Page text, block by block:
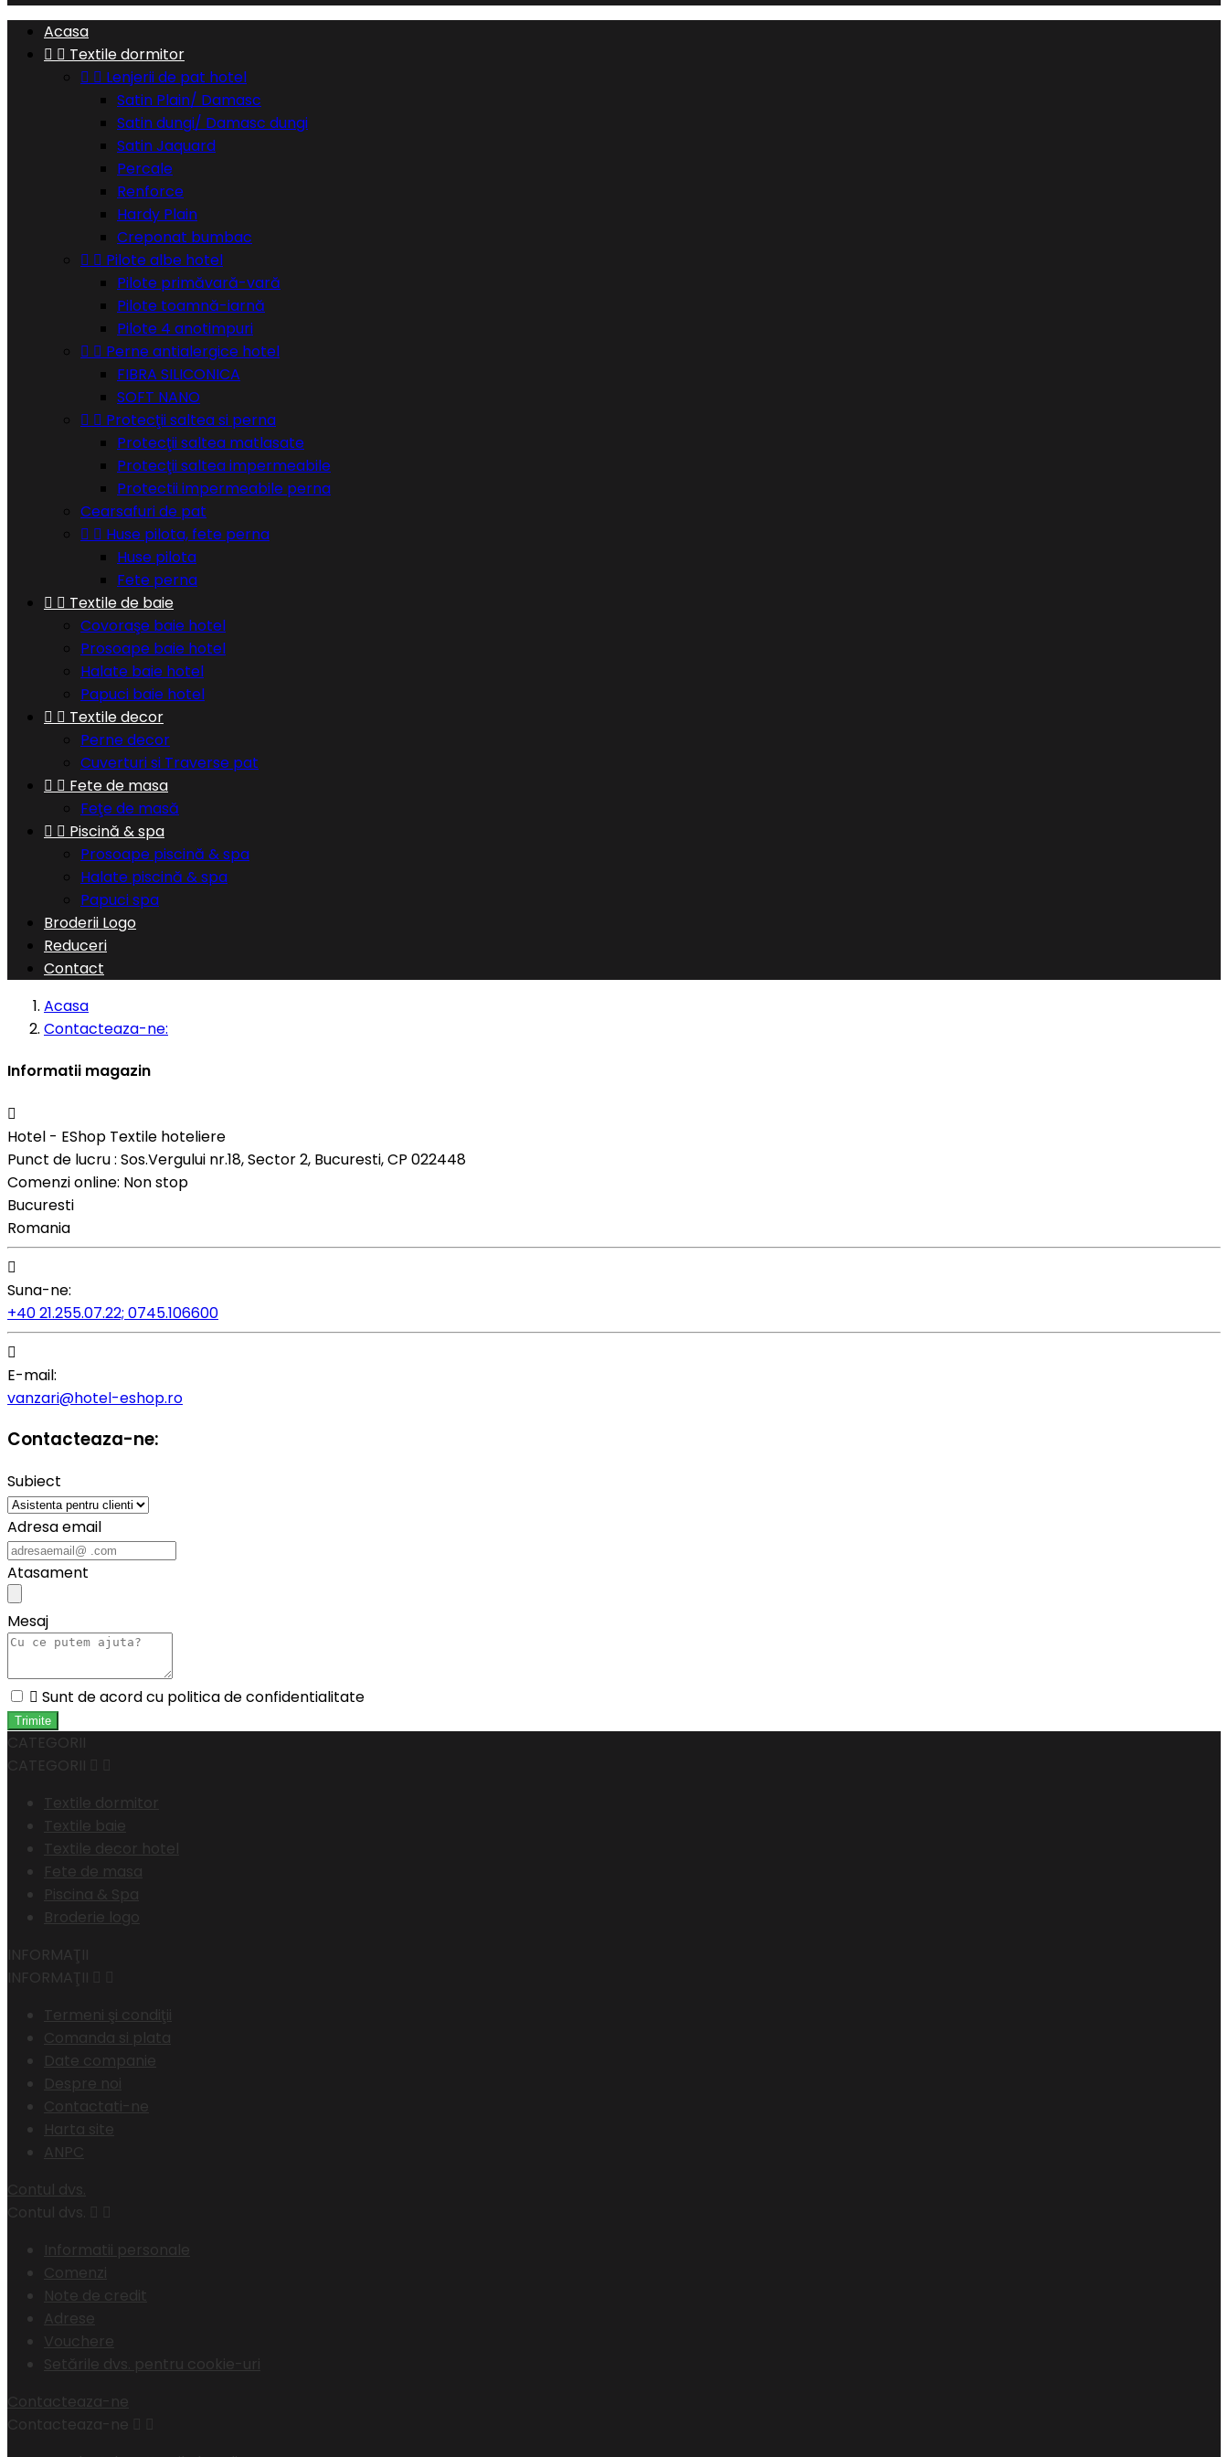
Acasa
  Textile dormitor
  Lenjerii de pat hotel
Satin Plain/ Damasc
Satin dungi/ Damasc dungi
Satin Jaquard
Percale
Renforce
Hardy Plain
Creponat bumbac
  Pilote albe hotel
Pilote primăvară-vară
Pilote toamnă-iarnă
Pilote 4 anotimpuri
  Perne antialergice hotel
FIBRA SILICONICA
SOFT NANO
  Protecţii saltea si perna
Protecţii saltea matlasate
Protecţii saltea impermeabile
Protectii impermeabile perna
Cearsafuri de pat
  Huse pilota, fete perna
Huse pilota
Fete perna
  Textile de baie
Covoraşe baie hotel
Prosoape baie hotel
Halate baie hotel
Papuci baie hotel
  Textile decor
Perne decor
Cuverturi si Traverse pat
  Fete de masa
Feţe de masă
  Piscină & spa
Prosoape piscină & spa
Halate piscină & spa
Papuci spa
Broderii Logo
Reduceri
Contact
Acasa
Contacteaza-ne:
Informatii magazin

Hotel - EShop Textile hoteliere
Punct de lucru : Sos.Vergului nr.18, Sector 2, Bucuresti, CP 022448
Comenzi online: Non stop
Bucuresti
Romania

Suna-ne:
+40 21.255.07.22; 0745.106600

E-mail:
vanzari@hotel-eshop.ro
Contacteaza-ne:
Subiect
Adresa email
Atasament
Mesaj
 Sunt de acord cu politica de confidentialitate
CATEGORII
CATEGORII
Textile dormitor
Textile baie
Textile decor hotel
Fete de masa
Piscina & Spa
Broderie logo
INFORMAŢII
INFORMAŢII
Termeni şi condiţii
Comanda si plata
Date companie
Despre noi
Contactati-ne
Harta site
ANPC
Contul dvs.
Contul dvs.
Informatii personale
Comenzi
Note de credit
Adrese
Vouchere
Setările dvs. pentru cookie-uri
Contacteaza-ne
Contacteaza-ne